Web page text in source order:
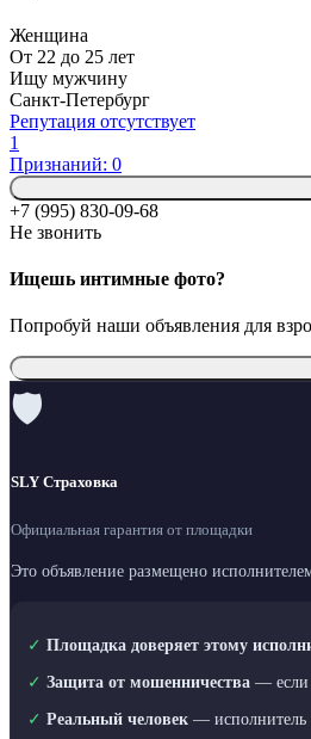
Женщина
От 22 до 25 лет
Ищу мужчину
Санкт-Петербург
Репутация отсутствует
1
Признаний: 0
+7 (995) 830-09-68
Не звонить
Ищешь интимные фото?
Попробуй наши объявления для
🛡
SLY Страховка
Официальная гарантия от площадки
Это объявление размещено
✓ Площадка доверяет этому
✓ Защита от мошенничества — если
✓ Реальный человек — исполнитель